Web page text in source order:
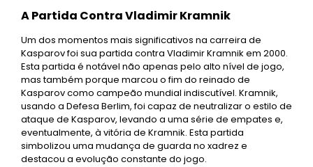
A Partida Contra Vladimir Kramnik
Um dos momentos mais significativos na carreira de
Kasparov foi sua partida contra Vladimir Kramnik em 2000.
Esta partida é notável não apenas pelo alto nível de jogo,
mas também porque marcou o fim do reinado de
Kasparov como campeão mundial indiscutível. Kramnik,
usando a Defesa Berlim, foi capaz de neutralizar o estilo de
ataque de Kasparov, levando a uma série de empates e,
eventualmente, à vitória de Kramnik. Esta partida
simbolizou uma mudança de guarda no xadrez e
destacou a evolução constante do jogo.